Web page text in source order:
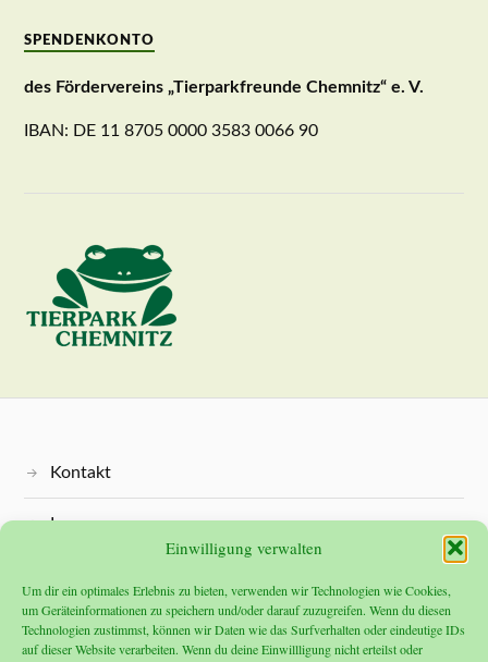
Einwilligung verwalten
Um dir ein optimales Erlebnis zu bieten, verwenden wir Technologien wie Cookies,
um Geräteinformationen zu speichern und/oder darauf zuzugreifen. Wenn du diesen
Technologien zustimmst, können wir Daten wie das Surfverhalten oder eindeutige IDs
auf dieser Website verarbeiten. Wenn du deine Einwillligung nicht erteilst oder
SPENDENKONTO
des Fördervereins „Tierparkfreunde Chemnitz“ e. V.
IBAN: DE 11 8705 0000 3583 0066 90
Kontakt
Impressum